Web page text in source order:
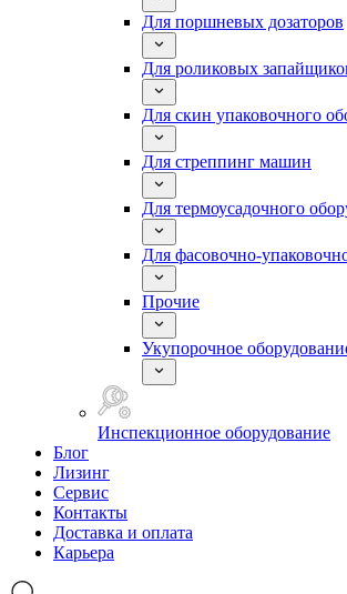
Для поршневых дозаторов
Для роликовых
Для скин упаковочного
Для стреппинг машин
Для термоусадочного
Для фасовочно-
Прочие
Укупорочное
Инспекционное оборудование
Блог
Лизинг
Сервис
Контакты
Доставка и оплата
Карьера